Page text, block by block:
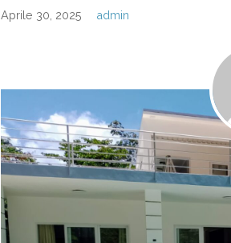
Aprile 30, 2025 admin